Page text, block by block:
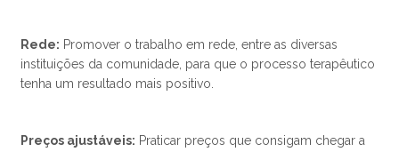
Rede: Promover o trabalho em rede, entre as diversas
instituições da comunidade, para que o processo terapêutico
tenha um resultado mais positivo.
Preços ajustáveis: Praticar preços que consigam chegar a